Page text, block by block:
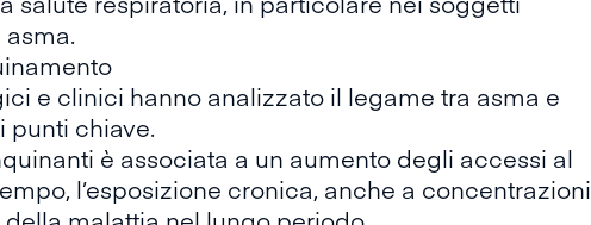
e clinici hanno analizzato il legame tra asma e
punti chiave.
è associata a un aumento degli accessi al
l’esposizione cronica, anche a concentrazioni